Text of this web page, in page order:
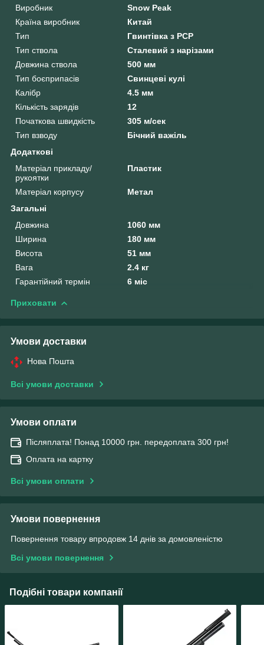
Виробник
Snow Peak
Країна виробник
Китай
Тип
Гвинтівка з РСР
Тип ствола
Сталевий з нарізами
Довжина ствола
500 мм
Тип боєприпасів
Свинцеві кулі
Калібр
4.5 мм
Кількість зарядів
12
Початкова швидкість
305 м/сек
Тип взводу
Бічний важіль
Додаткові
Матеріал прикладу/
рукоятки
Пластик
Матеріал корпусу
Метал
Загальні
Довжина
1060 мм
Ширина
180 мм
Висота
51 мм
Вага
2.4 кг
Гарантійний термін
6 міс
Приховати
Умови доставки
Нова Пошта
Всі умови доставки
Умови оплати
Післяплата! Понад 10000 грн. передоплата 300 грн!
Оплата на картку
Всі умови оплати
Умови повернення
Повернення товару впродовж 14 днів за домовленістю
Всі умови повернення
Подібні товари компанії